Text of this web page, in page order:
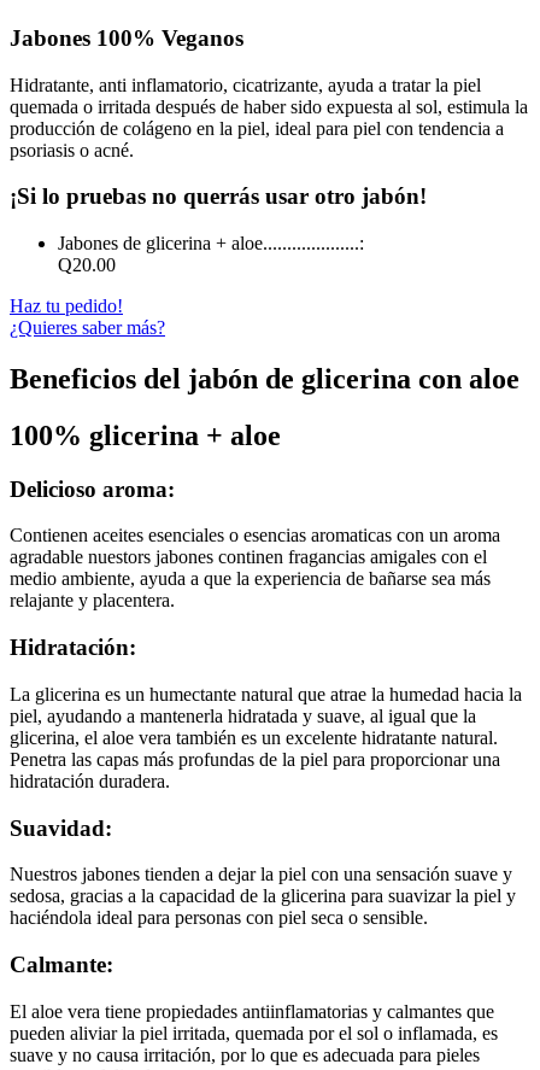
Jabones 100% Veganos
Hidratante, anti inflamatorio, cicatrizante, ayuda a tratar la piel
quemada o irritada después de haber sido expuesta al sol, estimula la
producción de colágeno en la piel, ideal para piel con tendencia a
psoriasis o acné.
¡Si lo pruebas no querrás usar otro jabón!
Jabones de glicerina + aloe....................:
Q20.00
Haz tu pedido!
¿Quieres saber más?
Beneficios del jabón de glicerina con aloe
100% glicerina + aloe
Delicioso aroma:
Contienen aceites esenciales o esencias aromaticas con un aroma
agradable nuestors jabones continen fragancias amigales con el
medio ambiente, ayuda a que la experiencia de bañarse sea más
relajante y placentera.
Hidratación:
La glicerina es un humectante natural que atrae la humedad hacia la
piel, ayudando a mantenerla hidratada y suave, al igual que la
glicerina, el aloe vera también es un excelente hidratante natural.
Penetra las capas más profundas de la piel para proporcionar una
hidratación duradera.
Suavidad:
Nuestros jabones tienden a dejar la piel con una sensación suave y
sedosa, gracias a la capacidad de la glicerina para suavizar la piel y
haciéndola ideal para personas con piel seca o sensible.
Calmante:
El aloe vera tiene propiedades antiinflamatorias y calmantes que
pueden aliviar la piel irritada, quemada por el sol o inflamada, es
suave y no causa irritación, por lo que es adecuada para pieles